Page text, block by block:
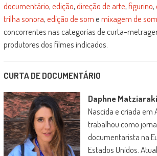
documentário,edição,direção de arte,figurino,
trilha sonora,edição de somemixagem de som
concorrentes nas categorias de curta-
produtores dos filmes indicados.
CURTA DE DOCUMENTÁRIO
Daphne
Nascida e criada em
trabalhou como
documentarista na
Estados Unidos.